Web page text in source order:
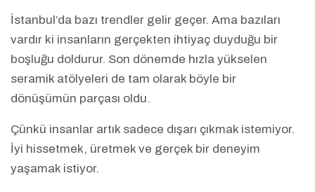
İstanbul’da bazı trendler gelir geçer. Ama bazıları
vardır ki insanların gerçekten ihtiyaç duyduğu bir
boşluğu doldurur. Son dönemde hızla yükselen
seramik atölyeleri de tam olarak böyle bir
dönüşümün parçası oldu.
Çünkü insanlar artık sadece dışarı çıkmak istemiyor.
İyi hissetmek, üretmek ve gerçek bir deneyim
yaşamak istiyor.